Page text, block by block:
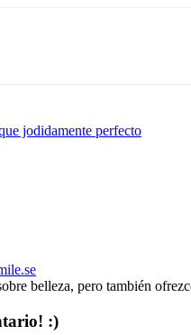
jodidamente perfecto
belleza, pero también
:)